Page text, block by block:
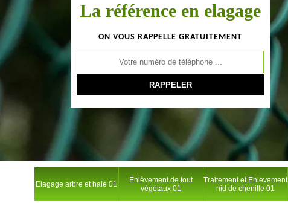
La référence en elagage
ON VOUS RAPPELLE GRATUITEMENT
Elagage arbre et haie 01
Enlèvement de tout
végétaux 01
Traitement et Enlevement
nid de chenille 01